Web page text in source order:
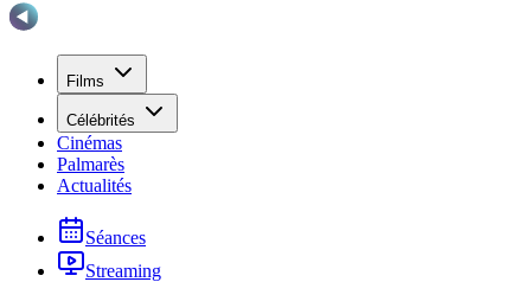
Films
Célébrités
Cinémas
Palmarès
Actualités
Séances
Streaming